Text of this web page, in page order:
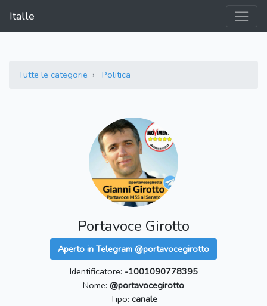
Italle
Tutte le categorie Politica
Portavoce Girotto
Aperto in Telegram @portavocegirotto
Identificatore: -1001090778395
Nome: @portavocegirotto
Tipo: canale